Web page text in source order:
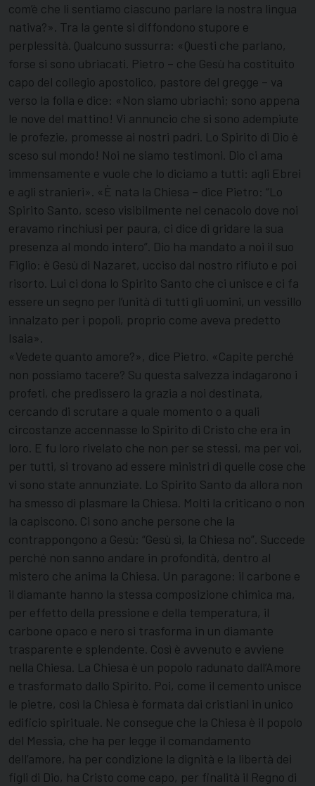
com’è che li sentiamo ciascuno parlare la nostra lingua
nativa?». Tra la gente si diffondono stupore e
perplessità. Qualcuno sussurra: «Questi che parlano,
forse si sono ubriacati. Pietro – che Gesù ha costituito
capo del collegio apostolico, pastore del gregge – va
verso la folla e dice: «Non siamo ubriachi; sono appena
le nove del mattino! Vi annuncio che si sono adempiute
le profezie, promesse ai nostri padri. Lo Spirito di Dio è
sceso sul mondo! Noi ne siamo testimoni. Dio ci ama
immensamente e vuole che lo diciamo a tutti: agli Ebrei
e agli stranieri». «È nata la Chiesa – dice Pietro: “Lo
Spirito Santo, sceso visibilmente nel cenacolo dove noi
eravamo rinchiusi per paura, ci dice di gridare la sua
presenza al mondo intero”. Dio ha mandato a noi il suo
Figlio: è Gesù di Nazaret, ucciso dal nostro rifiuto e poi
risorto. Lui ci dona lo Spirito Santo che ci unisce e ci fa
essere un segno per l’unità di tutti gli uomini, un vessillo
innalzato per i popoli, proprio come aveva predetto
Isaia».
«Vedete quanto amore?», dice Pietro. «Capite perché
non possiamo tacere? Su questa salvezza indagarono i
profeti, che predissero la grazia a noi destinata,
cercando di scrutare a quale momento o a quali
circostanze accennasse lo Spirito di Cristo che era in
loro. E fu loro rivelato che non per se stessi, ma per voi,
per tutti, si trovano ad essere ministri di quelle cose che
vi sono state annunziate. Lo Spirito Santo da allora non
ha smesso di plasmare la Chiesa. Molti la criticano o non
la capiscono. Ci sono anche persone che la
contrappongono a Gesù: “Gesù sì, la Chiesa no”. Succede
perché non sanno andare in profondità, dentro al
mistero che anima la Chiesa. Un paragone: il carbone e
il diamante hanno la stessa composizione chimica ma,
per effetto della pressione e della temperatura, il
carbone opaco e nero si trasforma in un diamante
trasparente e splendente. Così è avvenuto e avviene
nella Chiesa. La Chiesa è un popolo radunato dall’Amore
e trasformato dallo Spirito. Poi, come il cemento unisce
le pietre, così la Chiesa è formata dai cristiani in unico
edificio spirituale. Ne consegue che la Chiesa è il popolo
del Messia, che ha per legge il comandamento
dell’amore, ha per condizione la dignità e la libertà dei
figli di Dio, ha Cristo come capo, per finalità il Regno di